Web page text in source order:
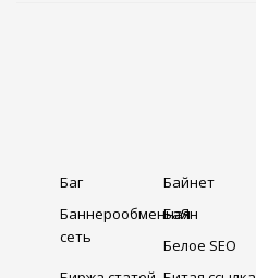
Баг Байнет
Баннерообменная
сеть
БаЯн
Белое SEO